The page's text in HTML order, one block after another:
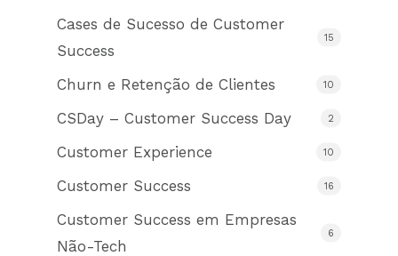
Cases de Sucesso de Customer
Success
15
Churn e Retenção de Clientes 10
CSDay – Customer Success Day 2
Customer Experience 10
Customer Success 16
Customer Success em Empresas
Não-Tech
6